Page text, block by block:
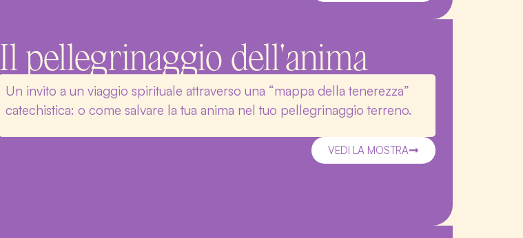
Il pellegrinaggio dell'anima
Un invito a un viaggio spirituale attraverso una “mappa della tenerezza”
catechistica: o come salvare la tua anima nel tuo pellegrinaggio terreno.
VEDI LA MOSTRA